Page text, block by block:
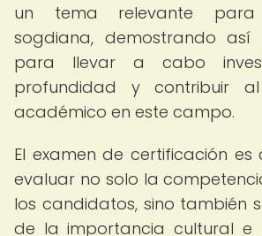
un tema relevante
sogdiana, demostrando así
para llevar a cabo
profundidad y contribuir al
académico en este campo.
El examen de certificación
evaluar no solo la
los candidatos, sino también
de la importancia cultural e